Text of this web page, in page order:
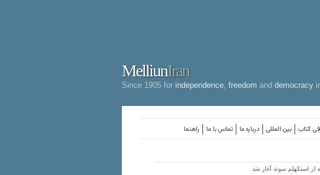
MelliunIran
Since 1905 for independence freedom and democracy
راهنما تماس با ما درباره ما بین المللی کتاب
از استکهلم سوئد آغاز شد